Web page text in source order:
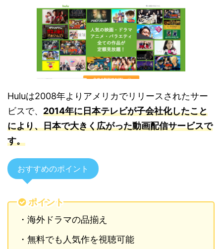
Huluは2008年よりアメリカでリリースされたサー
ビスで、 2014年に日本テレビが子会社化したこと
により、日本で大きく広がった動画配信サービスで
す。
おすすめのポイント
ポイント
・海外ドラマの品揃え
・無料でも人気作を視聴可能